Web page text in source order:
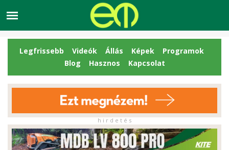
Legfrissebb Videók Állás Képek
Programok
Blog
Hasznos Kapcsolat
h i r d e t é s